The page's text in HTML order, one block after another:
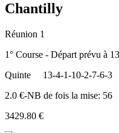
Chantilly
Réunion 1
1° Course - Départ prévu à
Quinte
13-4-1-10-2-7-6-3
2.0 €-NB de fois la mise: 56
3429.80 €